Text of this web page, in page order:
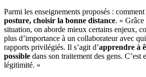
Parmi les enseignements proposés : comment
posture, choisir la bonne distance. « Grâce
situation, on aborde mieux certains enjeux,
plus d’importance à un collaborateur avec
rapports privilégiés. Il s’agit d’apprendre à
possible dans son traitement des gens. C’est
légitimité. »